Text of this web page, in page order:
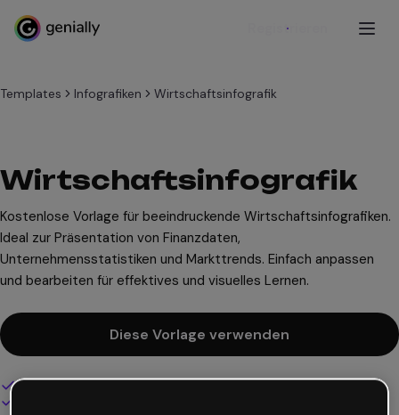
Registrieren
Templates Infografiken Wirtschaftsinfografik
Wirtschaftsinfografik
Kostenlose Vorlage für beeindruckende Wirtschaftsinfografiken.
Ideal zur Präsentation von Finanzdaten,
Unternehmensstatistiken und Markttrends. Einfach anpassen
und bearbeiten für effektives und visuelles Lernen.
Diese Vorlage verwenden
Interaktives und animiertes Design